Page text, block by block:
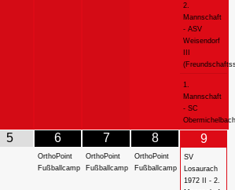
2.
Mannschaft
- ASV
Weisendorf
1.
Mannschaft
- SC
Obermichelbach
5 6
OrthoPoint
Fußballcamp
7
OrthoPoint
Fußballcamp
8
OrthoPoint
Fußballcamp
9
SV
Losaurach
1972 II - 2.